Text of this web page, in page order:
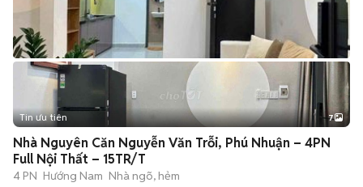
+2
Tin ưu tiên 7
Nhà Nguyên Căn Nguyễn Văn Trỗi, Phú Nhuận – 4PN
Full Nội Thất – 15TR/T
4 PN Hướng Nam Nhà ngõ, hẻm